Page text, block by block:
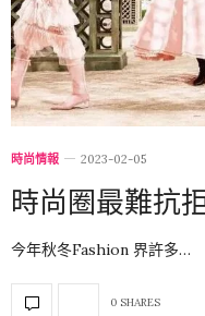
時尚情報 2023-02-05
時尚圈最難抗
今年秋冬Fashion 界許多…
0 SHARES